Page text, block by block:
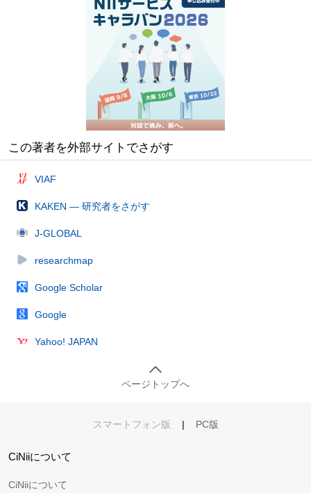
この著者を外部サイトでさがす
VIAF
KAKEN — 研究者をさがす
J-GLOBAL
researchmap
Google Scholar
Google
Yahoo! JAPAN
ページトップへ
スマートフォン版 | PC版
CiNiiについて
CiNiiについて